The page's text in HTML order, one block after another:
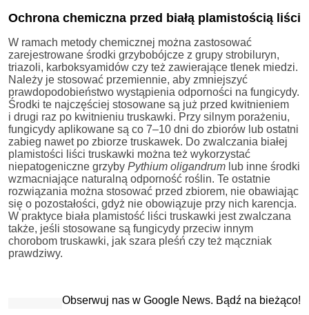
Ochrona chemiczna przed białą plamistością liści
W ramach metody chemicznej można zastosować
zarejestrowane środki grzybobójcze z grupy strobiluryn,
triazoli, karboksyamidów czy też zawierające tlenek miedzi.
Należy je stosować przemiennie, aby zmniejszyć
prawdopodobieństwo wystąpienia odporności na fungicydy.
Środki te najczęściej stosowane są już przed kwitnieniem
i drugi raz po kwitnieniu truskawki. Przy silnym porażeniu,
fungicydy aplikowane są co 7–10 dni do zbiorów lub ostatni
zabieg nawet po zbiorze truskawek. Do zwalczania białej
plamistości liści truskawki można też wykorzystać
niepatogeniczne grzyby Pythium oligandrum lub inne środki
wzmacniające naturalną odporność roślin. Te ostatnie
rozwiązania można stosować przed zbiorem, nie obawiając
się o pozostałości, gdyż nie obowiązuje przy nich karencja.
W praktyce biała plamistość liści truskawki jest zwalczana
także, jeśli stosowane są fungicydy przeciw innym
chorobom truskawki, jak szara pleśń czy też mączniak
prawdziwy.
Obserwuj nas w Google News. Bądź na bieżąco!